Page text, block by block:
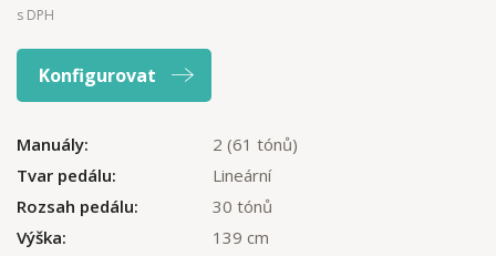
s DPH
Konfigurovat
Manuály:
2 (61 tónů)
Tvar pedálu:
Lineární
Rozsah pedálu:
30 tónů
Výška:
139 cm